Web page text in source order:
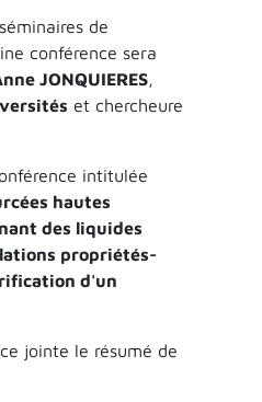
de
conférence sera
JONQUIERES,
et chercheure
intitulée
hautes
des liquides
propriétés-
d'un
jointe le résumé de